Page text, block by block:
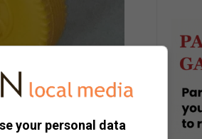
your personal data